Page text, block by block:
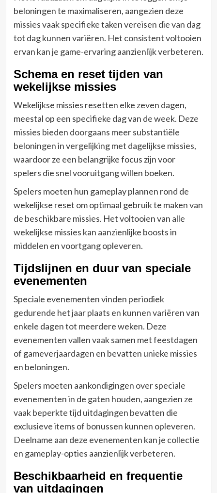
beloningen te maximaliseren, aangezien deze
missies vaak specifieke taken vereisen die van dag
tot dag kunnen variëren. Het consistent voltooien
ervan kan je game-ervaring aanzienlijk verbeteren.
Schema en reset tijden van
wekelijkse missies
Wekelijkse missies resetten elke zeven dagen,
meestal op een specifieke dag van de week. Deze
missies bieden doorgaans meer substantiële
beloningen in vergelijking met dagelijkse missies,
waardoor ze een belangrijke focus zijn voor
spelers die snel vooruitgang willen boeken.
Spelers moeten hun gameplay plannen rond de
wekelijkse reset om optimaal gebruik te maken van
de beschikbare missies. Het voltooien van alle
wekelijkse missies kan aanzienlijke boosts in
middelen en voortgang opleveren.
Tijdslijnen en duur van speciale
evenementen
Speciale evenementen vinden periodiek
gedurende het jaar plaats en kunnen variëren van
enkele dagen tot meerdere weken. Deze
evenementen vallen vaak samen met feestdagen
of gameverjaardagen en bevatten unieke missies
en beloningen.
Spelers moeten aankondigingen over speciale
evenementen in de gaten houden, aangezien ze
vaak beperkte tijd uitdagingen bevatten die
exclusieve items of bonussen kunnen opleveren.
Deelname aan deze evenementen kan je collectie
en gameplay-opties aanzienlijk verbeteren.
Beschikbaarheid en frequentie
van uitdagingen